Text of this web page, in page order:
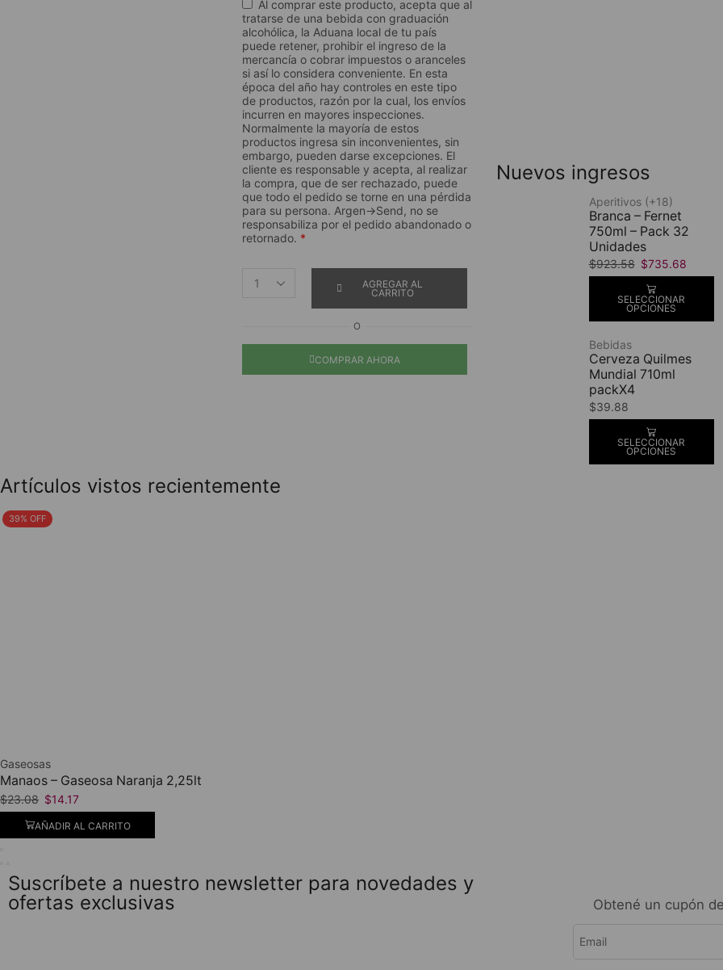
Al comprar este producto, acepta que al
tratarse de una bebida con graduación
alcohólica, la Aduana local de tu país
puede retener, prohibir el ingreso de la
mercancía o cobrar impuestos o aranceles
si así lo considera conveniente. En esta
época del año hay controles en este tipo
de productos, razón por la cual, los envíos
incurren en mayores inspecciones.
Normalmente la mayoría de estos
productos ingresa sin inconvenientes, sin
embargo, pueden darse excepciones. El
cliente es responsable y acepta, al realizar
la compra, que de ser rechazado, puede
que todo el pedido se torne en una pérdida
para su persona. Argen→Send, no se
responsabiliza por el pedido abandonado o
retornado. *
AGREGAR AL
CARRITO
O
COMPRAR AHORA
Nuevos ingresos
Aperitivos (+18)
Branca – Fernet
750ml – Pack 32
Unidades
$923.58 $735.68
SELECCIONAR
OPCIONES
Bebidas
Cerveza Quilmes
Mundial 710ml
packX4
$39.88
SELECCIONAR
OPCIONES
Artículos vistos recientemente
39% OFF
Gaseosas
Manaos – Gaseosa Naranja 2,25lt
$23.08 $14.17
AÑADIR AL CARRITO
Suscríbete a nuestro newsletter para novedades y
ofertas exclusivas
Obtené un cupón